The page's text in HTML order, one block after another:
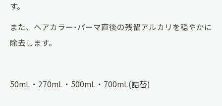
す。
また、ヘアカラー･パーマ直後の残留アルカリを穏やかに
除去します。
50mL・270mL・500mL・700mL(詰替)